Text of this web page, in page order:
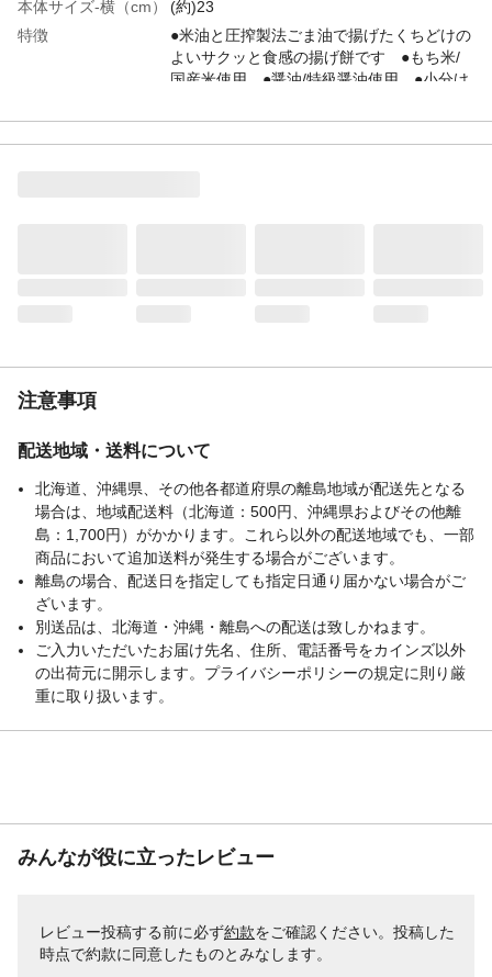
本体サイズ-横（cm）
(約)23
特徴
●米油と圧搾製法ごま油で揚げたくちどけの
よいサクッと食感の揚げ餅です ●もち米/
国産米使用 ●醤油/特級醤油使用 ●小分け
油、砂糖、液体だし(かつお)、デキストリ
栄養成分表示
1袋(18g当たり)/エネルギー:96kcal、たんぱ
く質:1.1g、脂質:5.5g、炭水化物:10.5g、食
塩相当量:0.34g
重量
(約)192.8g
賞味期限
パッケージ裏面に記載
注意事項
配送地域・送料について
北海道、沖縄県、その他各都道府県の離島地域が配送先となる
場合は、地域配送料（北海道：500円、沖縄県およびその他離
島：1,700円）がかかります。これら以外の配送地域でも、一部
商品において追加送料が発生する場合がございます。
離島の場合、配送日を指定しても指定日通り届かない場合がご
ざいます。
別送品は、北海道・沖縄・離島への配送は致しかねます。
ご入力いただいたお届け先名、住所、電話番号をカインズ以外
の出荷元に開示します。プライバシーポリシーの規定に則り厳
重に取り扱います。
みんなが役に立ったレビュー
レビュー投稿する前に必ず約款をご確認ください。投稿した
時点で約款に同意したものとみなします。